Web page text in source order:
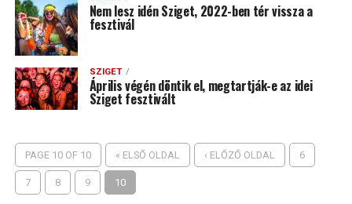
Nem lesz idén Sziget, 2022-ben tér vissza a
fesztivál
SZIGET
Április végén döntik el, megtartják-e az idei
Sziget fesztivált
PAGE 10 OF 10 « ELSŐ OLDAL ‹ ELŐZŐ OLDAL 6
7 8 9 10